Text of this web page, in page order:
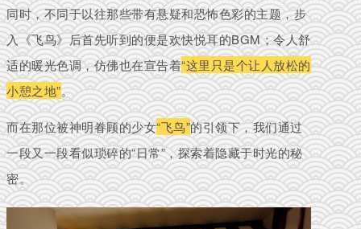
同时，不同于以往那些带有悬疑和恐怖色彩的主题，步
入《飞鸟》后首先听到的便是欢快悦耳的BGM；令人舒
适的暖光色调，仿佛也在宣告着“这里只是个让人放松的
小憩之地”。
而在那位被神明眷顾的少女“飞鸟”的引领下，我们通过
一段又一段看似琐碎的“日常”，探索着隐藏于时光的秘
密。